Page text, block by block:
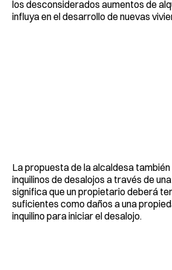
los desconsiderados aumentos de
influya en el desarrollo de nuevas
La propuesta de la alcaldesa
inquilinos de desalojos a través de
significa que un propietario deberá
suficientes como daños a una
inquilino para iniciar el desalojo.